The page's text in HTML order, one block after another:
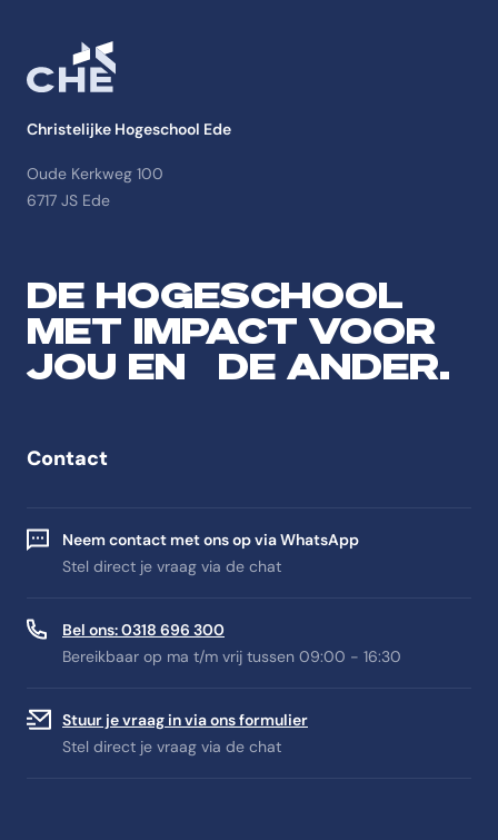
Christelijke Hogeschool Ede
Oude Kerkweg 100
6717 JS Ede
DE HOGESCHOOL
MET IMPACT VOOR
JOU EN DE ANDER.
Contact
Neem contact met ons op via WhatsApp
Stel direct je vraag via de chat
Bel ons: 0318 696 300
Bereikbaar op ma t/m vrij tussen 09:00 - 16:30
Stuur je vraag in via ons formulier
Stel direct je vraag via de chat